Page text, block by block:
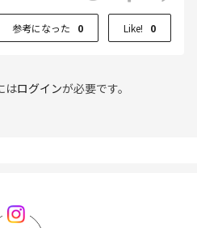
参考になった 0 Like! 0
はログインが必要です。